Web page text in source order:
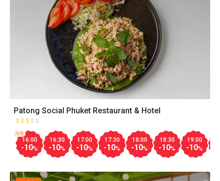
Patong Social Phuket Restaurant & Hotel
16:00
-10%
今天
16:30
-10%
17:00
-10%
17:30
-10%
18:00
-10%
18:30
-10%
19:00
-10%